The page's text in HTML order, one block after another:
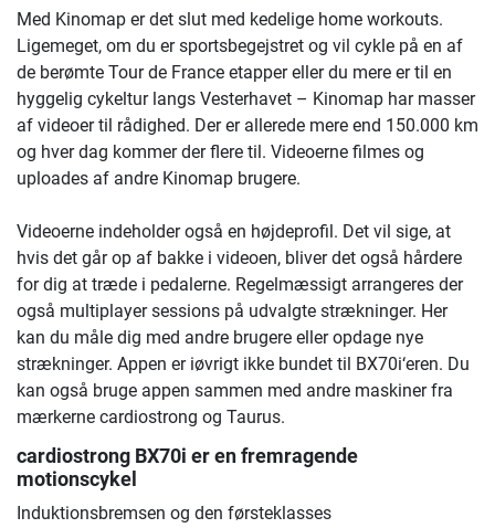
Med Kinomap er det slut med kedelige home workouts.
Ligemeget, om du er sportsbegejstret og vil cykle på en af
de berømte Tour de France etapper eller du mere er til en
hyggelig cykeltur langs Vesterhavet – Kinomap har masser
af videoer til rådighed. Der er allerede mere end 150.000 km
og hver dag kommer der flere til. Videoerne filmes og
uploades af andre Kinomap brugere.
Videoerne indeholder også en højdeprofil. Det vil sige, at
hvis det går op af bakke i videoen, bliver det også hårdere
for dig at træde i pedalerne. Regelmæssigt arrangeres der
også multiplayer sessions på udvalgte strækninger. Her
kan du måle dig med andre brugere eller opdage nye
strækninger. Appen er iøvrigt ikke bundet til BX70i‘eren. Du
kan også bruge appen sammen med andre maskiner fra
mærkerne cardiostrong og Taurus.
cardiostrong BX70i er en fremragende
motionscykel
Induktionsbremsen og den førsteklasses